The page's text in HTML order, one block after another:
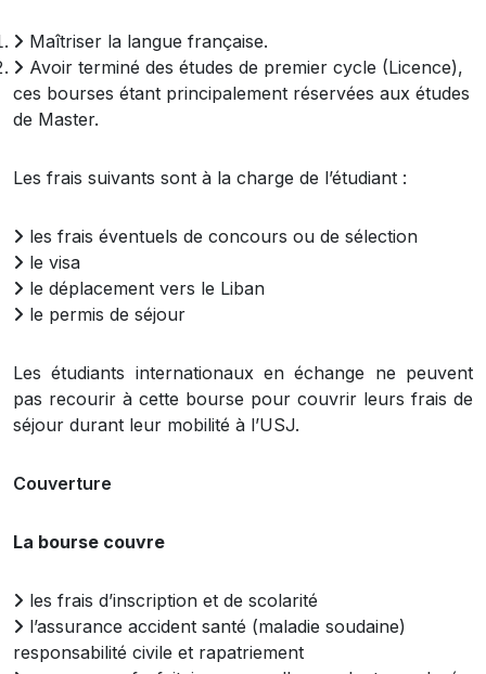
Maîtriser la langue française.
Avoir terminé des études de premier cycle (Licence),
ces bourses étant principalement réservées aux études
de Master.
Les frais suivants sont à la charge de l’étudiant :
les frais éventuels de concours ou de sélection
le visa
le déplacement vers le Liban
le permis de séjour
Les étudiants internationaux en échange ne peuvent
pas recourir à cette bourse pour couvrir leurs frais de
séjour durant leur mobilité à l’USJ.
Couverture
La bourse couvre
les frais d’inscription et de scolarité
l’assurance accident santé (maladie soudaine)
responsabilité civile et rapatriement